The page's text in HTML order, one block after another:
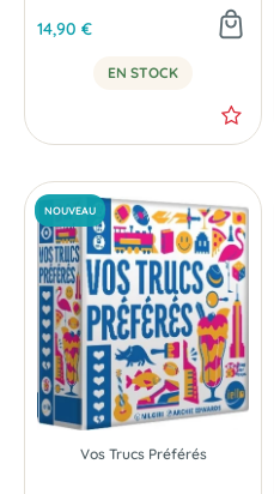
14,90 €
EN STOCK
Vos Trucs Préférés